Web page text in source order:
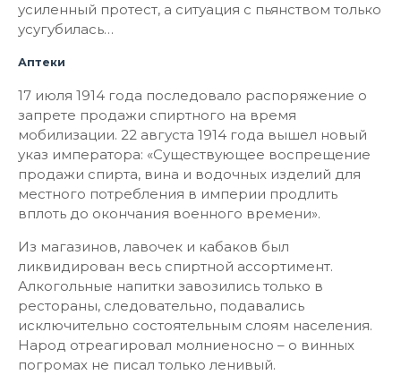
усиленный протест, а ситуация с пьянством только
усугубилась…
Аптеки
17 июля 1914 года последовало распоряжение о
запрете продажи спиртного на время
мобилизации. 22 августа 1914 года вышел новый
указ императора: «Существующее воспрещение
продажи спирта, вина и водочных изделий для
местного потребления в империи продлить
вплоть до окончания военного времени».
Из магазинов, лавочек и кабаков был
ликвидирован весь спиртной ассортимент.
Алкогольные напитки завозились только в
рестораны, следовательно, подавались
исключительно состоятельным слоям населения.
Народ отреагировал молниеносно – о винных
погромах не писал только ленивый.